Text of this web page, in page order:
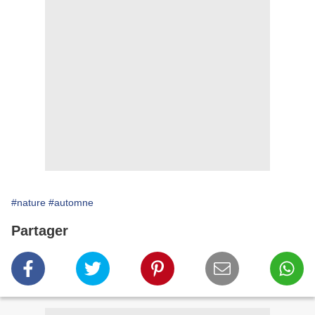
#nature #automne
Partager